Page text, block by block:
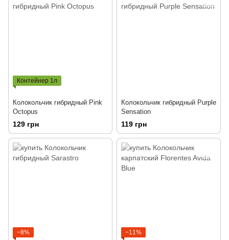
Контейнер 1л
Колокольчик гибридный Pink
Octopus
129 грн
Колокольчик гибридный Purple
Sensation
119 грн
−8% −11%